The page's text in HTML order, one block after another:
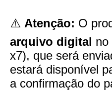
⚠️ Atenção: O
arquivo digital no
x7), que será
estará disponível
a confirmação do